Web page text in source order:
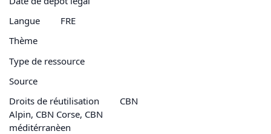
Langue
FRE
Thème
Type de ressource
Source
Droits de réutilisation
CBN
Alpin, CBN Corse, CBN
méditérranèen